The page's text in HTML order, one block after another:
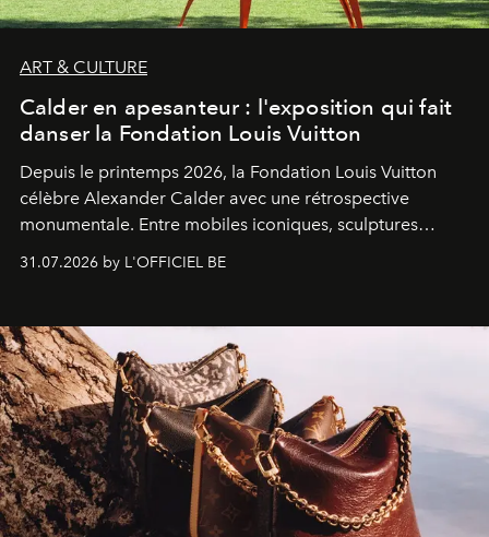
ART & CULTURE
Calder en apesanteur : l'exposition qui fait
danser la Fondation Louis Vuitton
Depuis le printemps 2026, la Fondation Louis Vuitton
célèbre Alexander Calder avec une rétrospective
monumentale. Entre mobiles iconiques, sculptures
américain investit les espaces imaginés par Frank Gehry
sculpture.
31.07.2026 by L'OFFICIEL BE